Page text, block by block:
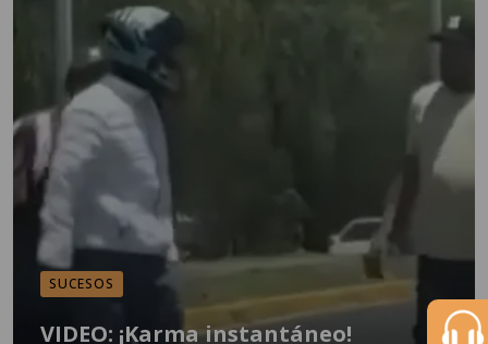
SUCESOS
VIDEO: ¡Karma instantáneo!